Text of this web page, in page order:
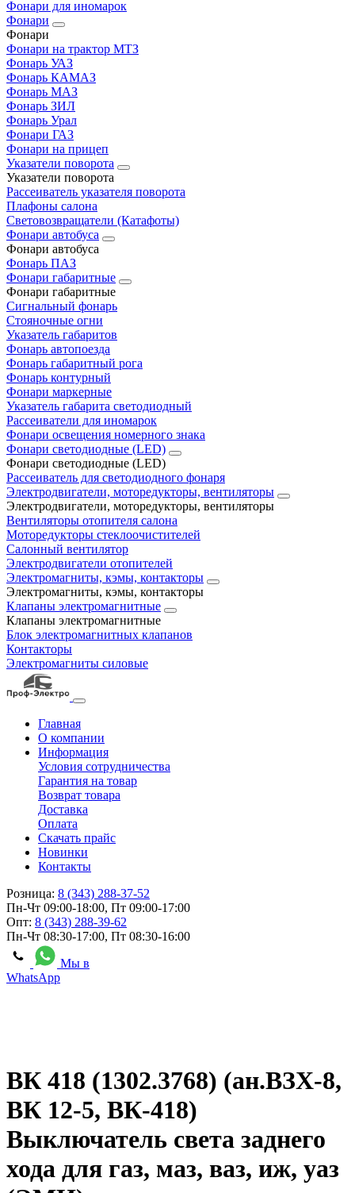
Фонари для иномарок
Фонари
Фонари
Фонари на трактор МТЗ
Фонарь УАЗ
Фонарь КАМАЗ
Фонарь МАЗ
Фонарь ЗИЛ
Фонарь Урал
Фонари ГАЗ
Фонари на прицеп
Указатели поворота
Указатели поворота
Рассеиватель указателя поворота
Плафоны салона
Световозвращатели (Катафоты)
Фонари автобуса
Фонари автобуса
Фонарь ПАЗ
Фонари габаритные
Фонари габаритные
Сигнальный фонарь
Стояночные огни
Указатель габаритов
Фонарь автопоезда
Фонарь габаритный рога
Фонарь контурный
Фонари маркерные
Указатель габарита светодиодный
Рассеиватели для иномарок
Фонари освещения номерного знака
Фонари светодиодные (LED)
Фонари светодиодные (LED)
Рассеиватель для светодиодного фонаря
Электродвигатели, моторедукторы, вентиляторы
Электродвигатели, моторедукторы, вентиляторы
Вентиляторы отопителя салона
Моторедукторы стеклоочистителей
Салонный вентилятор
Электродвигатели отопителей
Электромагниты, кэмы, контакторы
Электромагниты, кэмы, контакторы
Клапаны электромагнитные
Клапаны электромагнитные
Блок электромагнитных клапанов
Контакторы
Электромагниты силовые
Главная
О компании
Информация
Условия сотрудничества
Гарантия на товар
Возврат товара
Доставка
Оплата
Скачать прайс
Новинки
Контакты
Розница: 8 (343) 288-37-52
Пн-Чт 09:00-18:00, Пт 09:00-17:00
Опт: 8 (343) 288-39-62
Пн-Чт 08:30-17:00, Пт 08:30-16:00
Мы в
WhatsApp
ВК 418 (1302.3768) (ан.ВЗХ-8,
ВК 12-5, ВК-418)
Выключатель света заднего
хода для газ, маз, ваз, иж, уаз